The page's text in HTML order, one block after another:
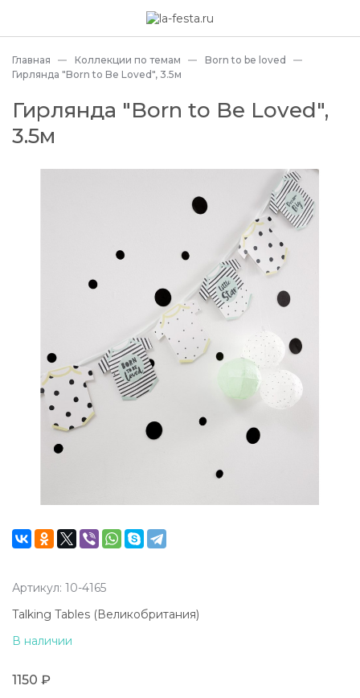
Главная Коллекции по темам
Born to be loved
Гирлянда "Born to Be Loved", 3.5м
Гирлянда "Born to Be Loved",
3.5м
Артикул: 10-4165
Talking Tables (Великобритания)
В наличии
1150 ₽